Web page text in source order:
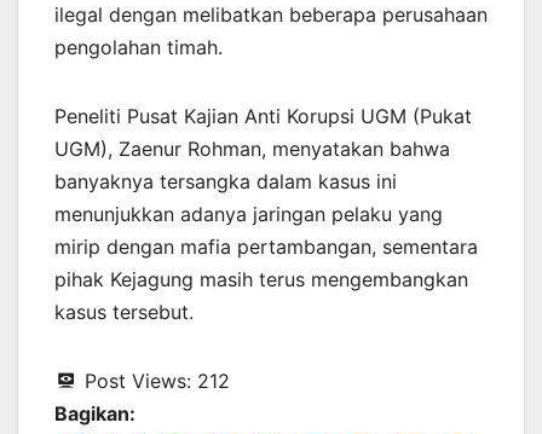
ilegal dengan melibatkan beberapa perusahaan
pengolahan timah.
Peneliti Pusat Kajian Anti Korupsi UGM (Pukat
UGM), Zaenur Rohman, menyatakan bahwa
banyaknya tersangka dalam kasus ini
menunjukkan adanya jaringan pelaku yang
mirip dengan mafia pertambangan, sementara
pihak Kejagung masih terus mengembangkan
kasus tersebut.
Post Views: 212
Bagikan: